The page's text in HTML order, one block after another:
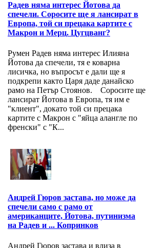
Радев няма интерес Йотова да
спечели. Соросите ще я лансират в
Европа, той си прецака картите с
Макрон и Мерц. Цугцванг?
Румен Радев няма интерес Илияна
Йотова да спечели, тя е коварна
лисичка, но въпросът е дали ще я
подкрепи както Царя даде данайско
рамо на Петър Стоянов. Соросите ще
лансират Йотова в Европа, тя им е
"клиент", докато той си прецака
картите с Макрон с "яйца алангле по
френски" с "К...
Андрей Гюров застава, но може да
спечели само с рамо от
американците, Йотова, путинизма
на Радев и ... Копринков
Андрей Гюров застава и влиза в